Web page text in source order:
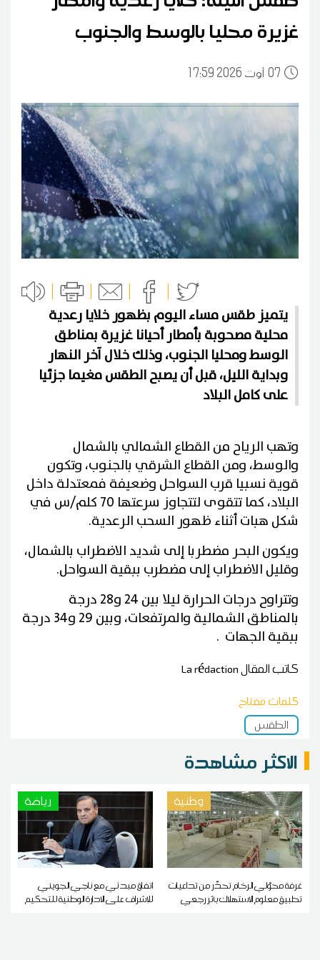
غزيرة محليا بالوسط والجنوب
0717:59 2026 أوت
يتميز طقس مساء اليوم بظهور خلايا رعدية
محلية مصحوبة بأمطار أحيانا غزيرة بمناطق
الوسط ومحليا الجنوب، وذلك خلال آخر النهار
وبداية الليل، قبل أن يصبح الطقس مغيما جزئيا
على كامل البلاد
وتهب الرياح من القطاع الشمالي بالشمال
والوسط، ومن القطاع الشرقي بالجنوب، وتكون
قوية نسبيا قرب السواحل وضعيفة فمعتدلة داخل
البلاد، كما تتقوى لتتجاوز سرعتها 70 كلم/س في
شكل هبات أثناء ظهور السحب الرعدية.
ويكون البحر مضطربا إلى شديد الاضطراب بالشمال،
وقليل الاضطراب إلى مضطرب ببقية السواحل.
وتتراوح درجات الحرارة ليلا بين 24 و28 درجة
بالمناطق الشمالية والمرتفعات، وبين 29 و34 درجة
ببقية الجهات .
كاتب المقالLa rédaction
كلمات مفتاح
الطقس
الاكثر مشاهدة
وطنية
غرفة محوّلي الرخام تحذّر من تداعيات
تطبيق معلوم الاستهلاك بأثر رجعي
رياضة
اتفاق مبدئي مع ناجي الجويني
للإشراف على الادارة الوطنية للتحكيم